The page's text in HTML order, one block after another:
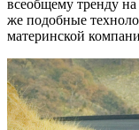
всеобщему тренду
же подобные
материнской